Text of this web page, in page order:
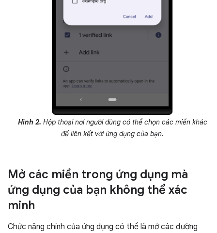
Hình 2. Hộp thoại nơi người dùng có thể chọn các miền khác
để liên kết với ứng dụng của bạn.
Mở các miền trong ứng dụng mà
ứng dụng của bạn không thể xác
minh
Chức năng chính của ứng dụng có thể là mở các đường